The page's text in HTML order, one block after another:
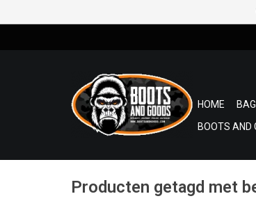
HOME
BOOTS AND
Producten getagd met